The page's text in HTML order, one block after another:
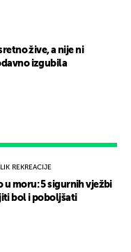
REKREACIJE
u moru: 5 sigurnih vježbi
bol i poboljšati
žive, a nije ni
izgubila